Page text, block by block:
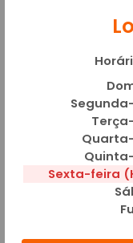
Coxinha de
Sexta-feira